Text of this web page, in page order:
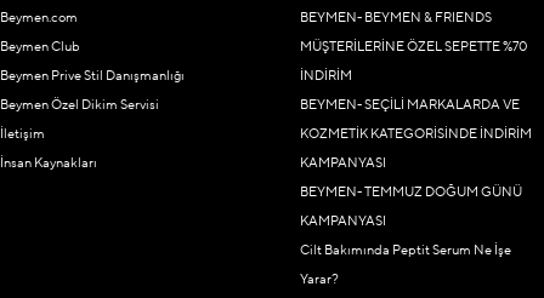
Beymen.com
Beymen Club
Beymen Prive Stil Danışmanlığı
Beymen Özel Dikim Servisi
İletişim
İnsan Kaynakları
BEYMEN- BEYMEN & FRIENDS
MÜŞTERİLERİNE ÖZEL SEPETTE %70
İNDİRİM
BEYMEN- SEÇİLİ MARKALARDA VE
KOZMETİK KATEGORİSİNDE İNDİRİM
KAMPANYASI
BEYMEN- TEMMUZ DOĞUM GÜNÜ
KAMPANYASI
Cilt Bakımında Peptit Serum Ne İşe
Yarar?